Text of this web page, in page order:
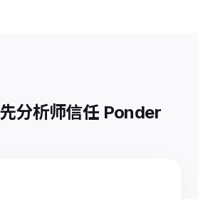
分析师信任 Ponder